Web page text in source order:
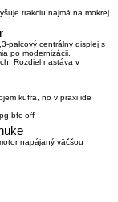
trakciu najmä na mokrej
palcový centrálny displej s
po modernizácii.
Rozdiel nastáva v
kufra, no v praxi ide
napájaný väčšou